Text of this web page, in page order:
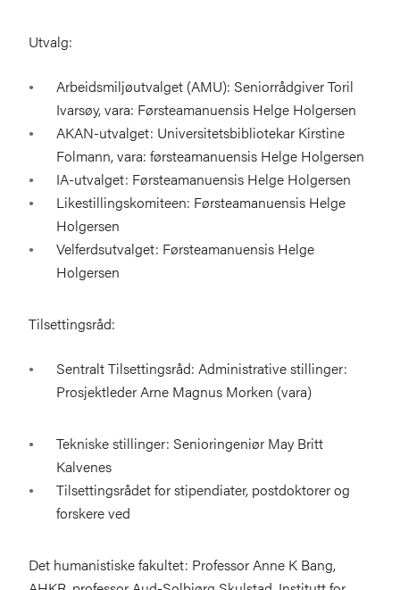
Utvalg:
Arbeidsmiljøutvalget (AMU): Seniorrådgiver Toril
Ivarsøy, vara: Førsteamanuensis Helge Holgersen
AKAN-utvalget: Universitetsbibliotekar Kirstine
Folmann, vara: førsteamanuensis Helge Holgersen
IA-utvalget: Førsteamanuensis Helge Holgersen
Likestillingskomiteen: Førsteamanuensis Helge
Holgersen
Velferdsutvalget: Førsteamanuensis Helge
Holgersen
Tilsettingsråd:
Sentralt Tilsettingsråd: Administrative stillinger:
Prosjektleder Arne Magnus Morken (vara)
Tekniske stillinger: Senioringeniør May Britt
Kalvenes
Tilsettingsrådet for stipendiater, postdoktorer og
forskere ved
Det humanistiske fakultet: Professor Anne K Bang,